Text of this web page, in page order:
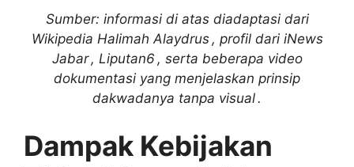
Sumber: informasi di atas diadaptasi dari
Wikipedia Halimah Alaydrus , profil dari iNews
Jabar , Liputan6 , serta beberapa video
dokumentasi yang menjelaskan prinsip
dakwadanya tanpa visual .
Dampak Kebijakan